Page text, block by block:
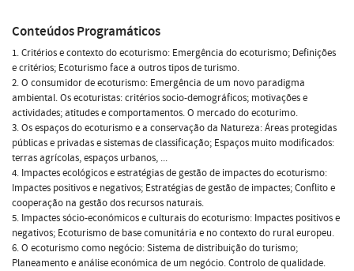
Conteúdos Programáticos
1. Critérios e contexto do ecoturismo: Emergência do ecoturismo; Definições
e critérios; Ecoturismo face a outros tipos de turismo.
2. O consumidor de ecoturismo: Emergência de um novo paradigma
ambiental. Os ecoturistas: critérios socio-demográficos; motivações e
actividades; atitudes e comportamentos. O mercado do ecoturimo.
3. Os espaços do ecoturismo e a conservação da Natureza: Áreas protegidas
públicas e privadas e sistemas de classificação; Espaços muito modificados:
terras agrícolas, espaços urbanos, ...
4. Impactes ecológicos e estratégias de gestão de impactes do ecoturismo:
Impactes positivos e negativos; Estratégias de gestão de impactes; Conflito e
cooperação na gestão dos recursos naturais.
5. Impactes sócio-económicos e culturais do ecoturismo: Impactes positivos e
negativos; Ecoturismo de base comunitária e no contexto do rural europeu.
6. O ecoturismo como negócio: Sistema de distribuição do turismo;
Planeamento e análise económica de um negócio. Controlo de qualidade.